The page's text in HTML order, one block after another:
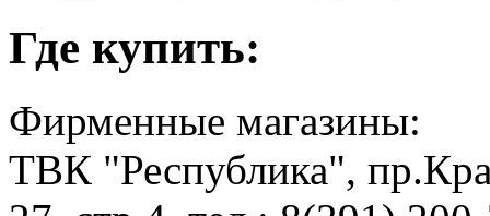
Где купить:
Фирменные магазины:
ТВК "Республика",